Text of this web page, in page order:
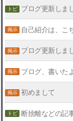
ブログ更新しま
自己紹介は、こ
ブログ更新しま
ブログ、書いた
初めまして
断捨離などの記